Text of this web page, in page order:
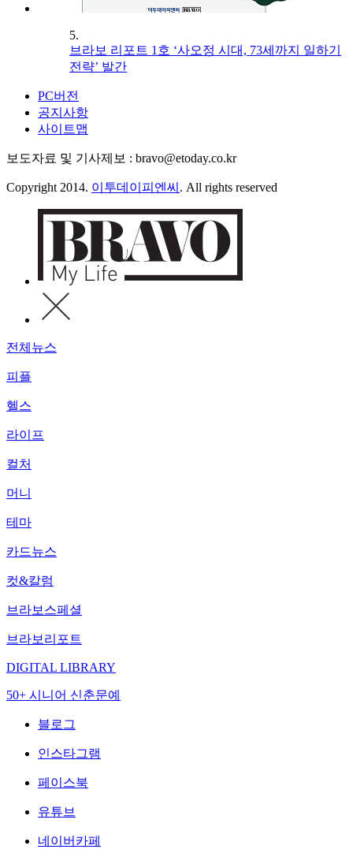
5.
브라보 리포트 1호 ‘사오정 시대, 73세까지 일하기
전략’ 발간
PC버전
공지사항
사이트맵
보도자료 및 기사제보 : bravo@etoday.co.kr
Copyright 2014. 이투데이피엔씨 . All rights reserved
전체뉴스
피플
헬스
라이프
컬처
머니
테마
카드뉴스
컷&칼럼
브라보스페셜
브라보리포트
DIGITAL LIBRARY
50+ 시니어 신춘문예
블로그
인스타그램
페이스북
유튜브
네이버카페